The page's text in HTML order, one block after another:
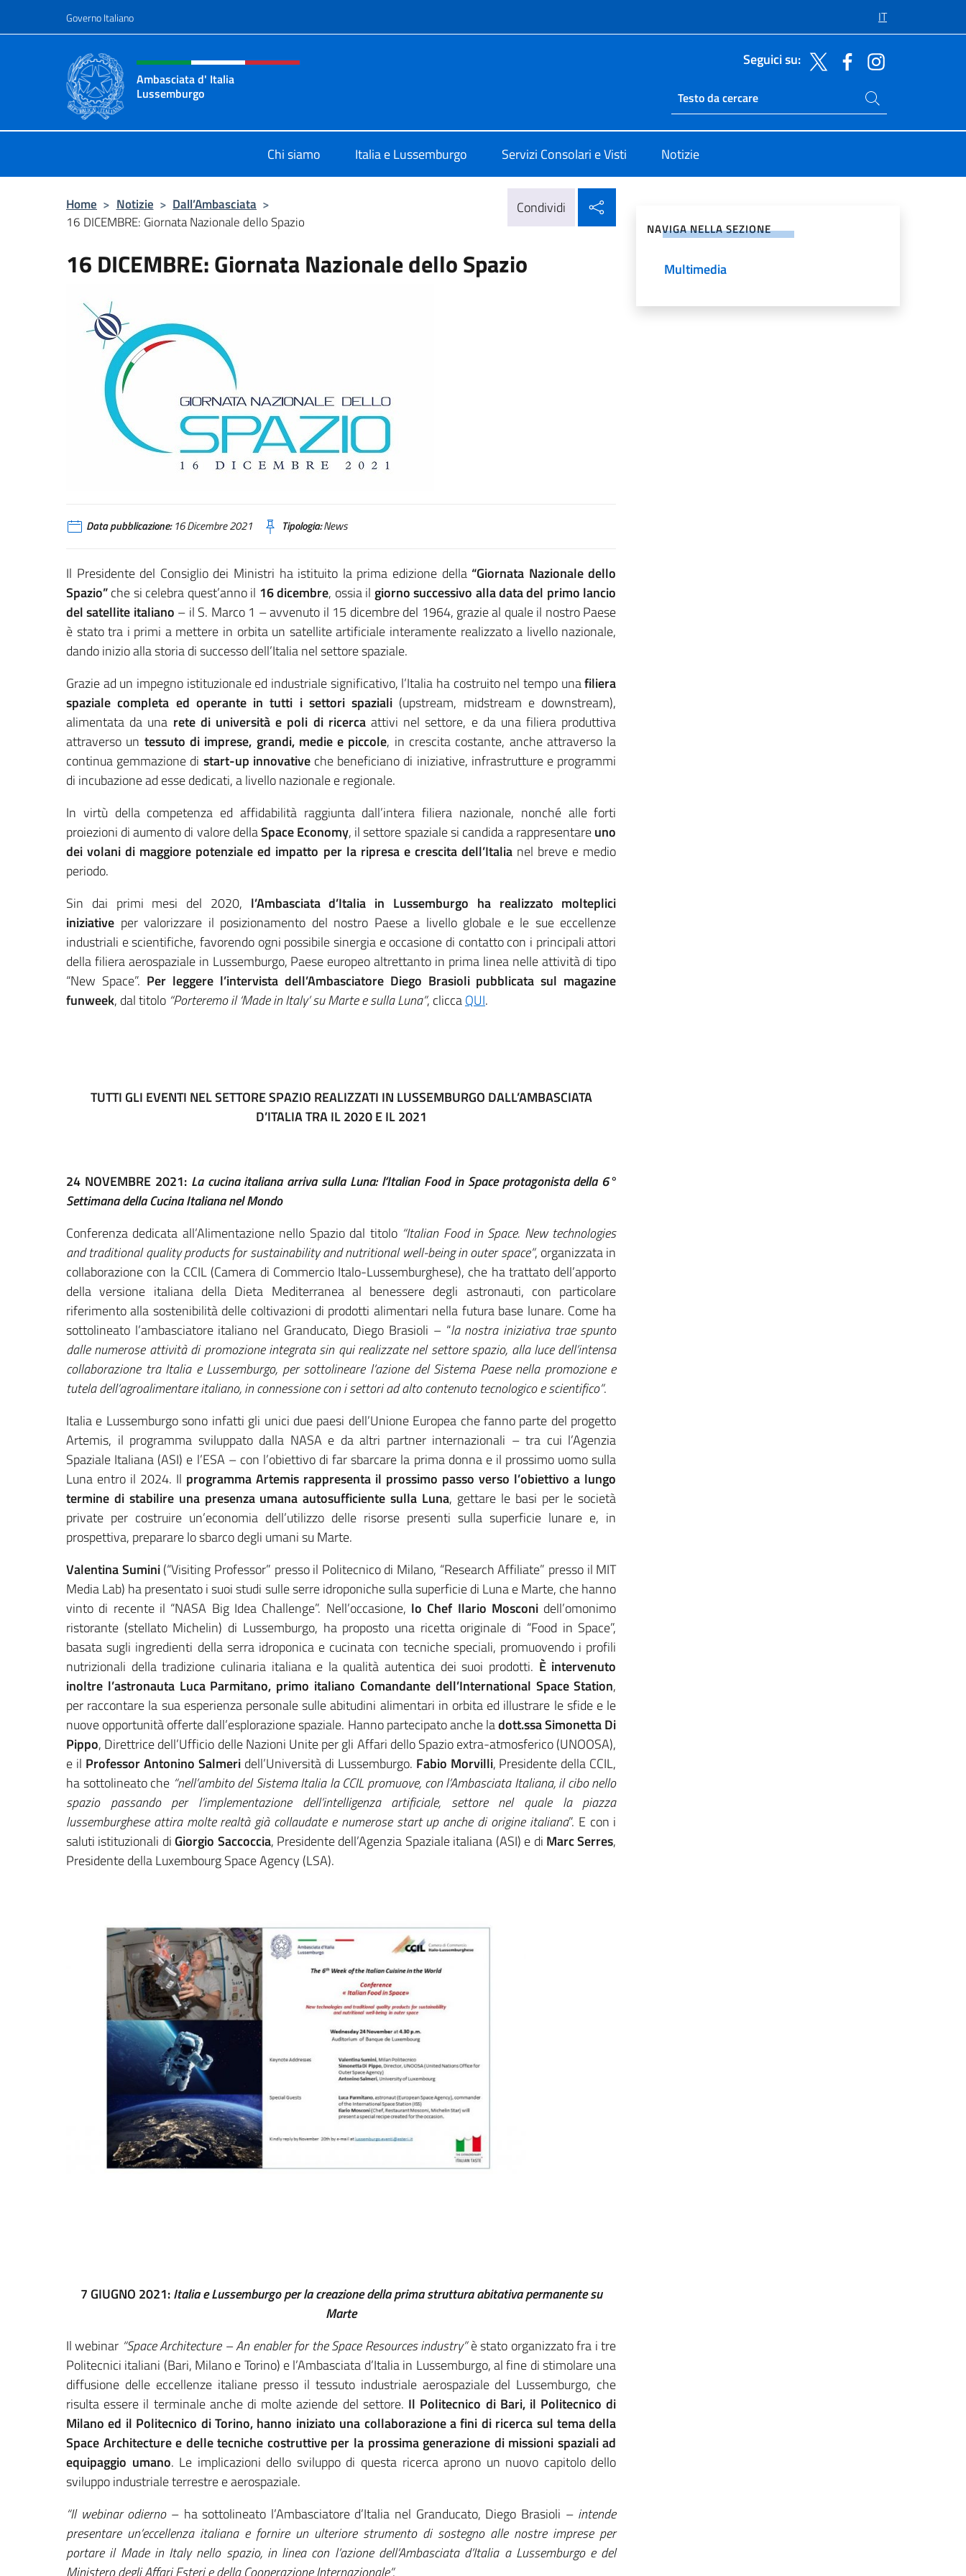
Governo Italiano IT
Intestazione sito, social e menù
Ambasciata d' Italia
Lussemburgo
Seguici su:
Ricerca sito live
Cerca nel sito
Chi siamo Italia e Lussemburgo Servizi Consolari e Visti Notizie
Home > Notizie > Dall’Ambasciata >
16 DICEMBRE: Giornata Nazionale dello Spazio
Condividi
16 DICEMBRE: Giornata Nazionale dello Spazio
Data pubblicazione:16 Dicembre 2021 Tipologia:News
Il Presidente del Consiglio dei Ministri ha istituito la prima edizione della “Giornata Nazionale dello
Spazio”che si celebra quest’anno il 16 dicembre, ossia il giorno successivo alla data del primo lancio
del satellite italiano – il S. Marco 1 – avvenuto il 15 dicembre del 1964, grazie al quale il nostro Paese
è stato tra i primi a mettere in orbita un satellite artificiale interamente realizzato a livello nazionale,
dando inizio alla storia di successo dell’Italia nel settore spaziale.
Grazie ad un impegno istituzionale ed industriale significativo, l’Italia ha costruito nel tempo unafiliera
spaziale completa ed operante in tutti i settori spaziali (upstream, midstream e downstream),
alimentata da una rete di università e poli di ricercaattivi nel settore, e da una filiera produttiva
attraverso un tessuto di imprese, grandi, medie e piccole, in crescita costante, anche attraverso la
continua gemmazione di start-up innovativeche beneficiano di iniziative, infrastrutture e programmi
di incubazione ad esse dedicati, a livello nazionale e regionale.
In virtù della competenza ed affidabilità raggiunta dall’intera filiera nazionale, nonché alle forti
proiezioni di aumento di valore dellaSpace Economy, il settore spaziale si candida a rappresentareuno
dei volani di maggiore potenziale ed impatto per la ripresa e crescita dell’Italia nel breve e medio
periodo.
Sin dai primi mesi del 2020, l’Ambasciata d’Italia in Lussemburgo ha realizzato molteplici
iniziative per valorizzare il posizionamento del nostro Paese a livello globale e le sue eccellenze
industriali e scientifiche, favorendo ogni possibile sinergia e occasione di contatto con i principali attori
della filiera aerospaziale in Lussemburgo, Paese europeo altrettanto in prima linea nelle attività di tipo
“New Space”. Per leggere l’intervista dell’Ambasciatore Diego Brasioli pubblicata sul magazine
funweek, dal titolo “Porteremo il ‘Made in Italy’ su Marte e sulla Luna”, cliccaQUI.
TUTTI GLI EVENTI NEL SETTORE SPAZIO REALIZZATI IN LUSSEMBURGO DALL’AMBASCIATA
D’ITALIATRA IL 2020 E IL 2021
24 NOVEMBRE 2021: La cucina italiana arriva sulla Luna: l’Italian Food in Space protagonista della 6°
Settimana della Cucina Italiana nel Mondo
Conferenza dedicata all’Alimentazione nello Spazio dal titolo “Italian Food in Space. New technologies
and traditional quality products for sustainability and nutritional well-being in outer space”, organizzata in
collaborazione con la CCIL (Camera di Commercio Italo-Lussemburghese), che ha trattato dell’apporto
della versione italiana della Dieta Mediterranea al benessere degli astronauti, con particolare
riferimento alla sostenibilità delle coltivazioni di prodotti alimentari nella futura base lunare. Come ha
sottolineato l’ambasciatore italiano nel Granducato, Diego Brasioli – “la nostra iniziativa trae spunto
dalle numerose attività di promozione integrata sin qui realizzate nel settore spazio, alla luce dell’intensa
collaborazione tra Italia e Lussemburgo, per sottolineare l’azione del Sistema Paese nella promozione e
tutela dell’agroalimentare italiano, in connessione con i settori ad alto contenuto tecnologico e scientifico”.
Italia e Lussemburgo sono infatti gli unici due paesi dell’Unione Europea che fanno parte del progetto
Artemis, il programma sviluppato dalla NASA e da altri partner internazionali – tra cui l’Agenzia
Spaziale Italiana (ASI) e l’ESA – con l’obiettivo di far sbarcare la prima donna e il prossimo uomo sulla
Luna entro il 2024. Il programma Artemis rappresenta il prossimo passo verso l’obiettivo a lungo
termine di stabilire una presenza umana autosufficiente sulla Luna, gettare le basi per le società
private per costruire un’economia dell’utilizzo delle risorse presenti sulla superficie lunare e, in
prospettiva, preparare lo sbarco degli umani su Marte.
Valentina Sumini(“Visiting Professor” presso il Politecnico di Milano, “Research Affiliate” presso il MIT
Media Lab) ha presentato i suoi studi sulle serre idroponiche sulla superficie di Luna e Marte, che hanno
vinto di recente il “NASA Big Idea Challenge”. Nell’occasione, lo Chef Ilario Mosconi dell’omonimo
ristorante (stellato Michelin) di Lussemburgo, ha proposto una ricetta originale di “Food in Space”,
basata sugli ingredienti della serra idroponica e cucinata con tecniche speciali, promuovendo i profili
nutrizionali della tradizione culinaria italiana e la qualità autentica dei suoi prodotti. È intervenuto
inoltre l’astronauta Luca Parmitano, primo italiano Comandante dell’International Space Station,
per raccontare la sua esperienza personale sulle abitudini alimentari in orbita ed illustrare le sfide e le
nuove opportunità offerte dall’esplorazione spaziale. Hanno partecipato anche ladott.ssa Simonetta Di
Pippo, Direttrice dell’Ufficio delle Nazioni Unite per gli Affari dello Spazio extra-atmosferico (UNOOSA),
e il Professor Antonino Salmeridell’Università di Lussemburgo. Fabio Morvilli, Presidente della CCIL,
ha sottolineato che “nell’ambito del Sistema Italia la CCIL promuove, con l’Ambasciata Italiana, il cibo nello
spazio passando per l’implementazione dell’intelligenza artificiale, settore nel quale la piazza
lussemburghese attira molte realtà già collaudate e numerose start up anche di origine italiana”. E con i
saluti istituzionali di Giorgio Saccoccia, Presidente dell’Agenzia Spaziale italiana (ASI) e di Marc Serres,
Presidente della Luxembourg Space Agency (LSA).
7 GIUGNO 2021:Italia e Lussemburgo per la creazione della prima struttura abitativa permanente su
Marte
Il webinar “Space Architecture – An enabler for the Space Resources industry”è stato organizzato fra i tre
Politecnici italiani (Bari, Milano e Torino) e l’Ambasciata d’Italia in Lussemburgo, al fine di stimolare una
diffusione delle eccellenze italiane presso il tessuto industriale aerospaziale del Lussemburgo, che
risulta essere il terminale anche di molte aziende del settore. Il Politecnico di Bari, il Politecnico di
Milano ed il Politecnico di Torino, hanno iniziato una collaborazione a fini di ricerca sul tema della
Space Architecture e delle tecniche costruttive per la prossima generazione di missioni spaziali ad
equipaggio umano. Le implicazioni dello sviluppo di questa ricerca aprono un nuovo capitolo dello
sviluppo industriale terrestre e aerospaziale.
“Il webinar odierno– ha sottolineato l’Ambasciatore d’Italia nel Granducato, Diego Brasioli – intende
presentare un’eccellenza italiana e fornire un ulteriore strumento di sostegno alle nostre imprese per
portare il Made in Italy nello spazio, in linea con l’azione dell’Ambasciata d’Italia a Lussemburgo e del
Ministero degli Affari Esteri e della Cooperazione Internazionale”.
NAVIGA NELLA SEZIONE
Multimedia